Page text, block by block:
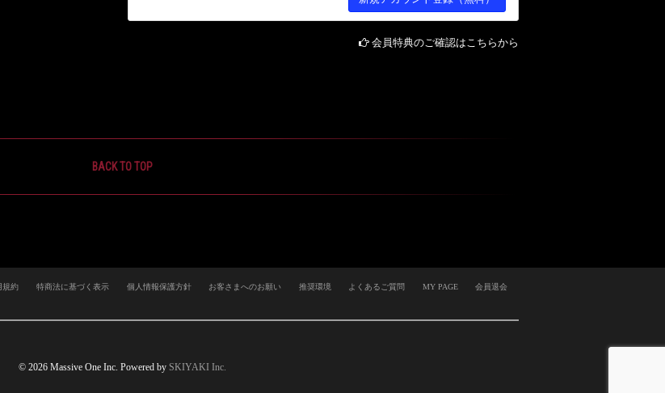
会員特典のご確認はこちらから
BACK TO TOP
規約 特商法に基づく表示 個人情報保護方針 お客さまへのお願い 推奨環境 よくあるご質問 MY PAGE 会員退会
© 2026 Massive One Inc. Powered by SKIYAKI Inc.